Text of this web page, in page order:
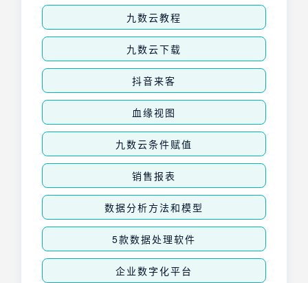
九数云教程
九数云下载
抖音来客
血缘视图
九数云条件赋值
销售报表
数据分析方法和模型
5款数据处理软件
企业数字化平台